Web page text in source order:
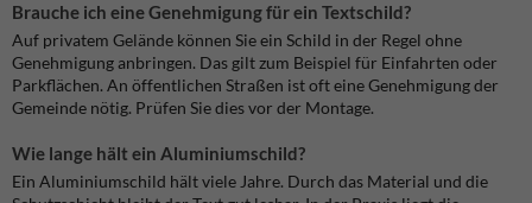
Brauche ich eine Genehmigung für ein Textschild?
Auf privatem Gelände können Sie ein Schild in der Regel ohne
Genehmigung anbringen. Das gilt zum Beispiel für Einfahrten oder
Parkflächen. An öffentlichen Straßen ist oft eine Genehmigung der
Gemeinde nötig. Prüfen Sie dies vor der Montage.
Wie lange hält ein Aluminiumschild?
Ein Aluminiumschild hält viele Jahre. Durch das Material und die